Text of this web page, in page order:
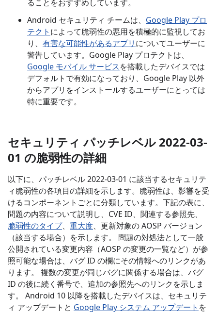
ることをおすすめしています。
Android セキュリティ チームは、 Google Play プロ
テクト によって脆弱性の悪用を積極的に監視してお
り、 有害な可能性があるアプリ についてユーザーに
警告しています。Google Play プロテクトは、
Google モバイル サービスを搭載したデバイスでは
デフォルトで有効になっており、Google Play 以外
からアプリをインストールするユーザーにとっては
特に重要です。
セキュリティ パッチレベル 2022-03-
01 の脆弱性の詳細
以下に、パッチレベル 2022-03-01 に該当するセキュリテ
ィ脆弱性の各項目の詳細を示します。脆弱性は、影響を受
けるコンポーネントごとに分類しています。下記の表に、
問題の内容について説明し、CVE ID、関連する参照先、
脆弱性のタイプ、 重大度、更新対象の AOSP バージョン
（該当する場合）を示します。 問題の対処法として一般
公開されている変更内容（AOSP の変更の一覧など）が参
照可能な場合は、バグ ID の欄にその情報へのリンクがあ
ります。 複数の変更が同じバグに関係する場合は、バグ
ID の後に続く番号で、追加の参照先へのリンクを示しま
す。 Android 10 以降を搭載したデバイスは、セキュリテ
ィ アップデートと Google Play システム アップデート を